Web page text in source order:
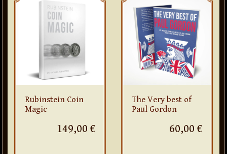
Rubinstein Coin
Magic
149,00 €
The Very best of
Paul Gordon
60,00 €